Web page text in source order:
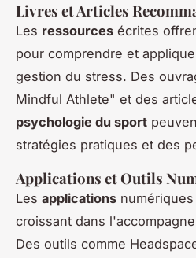
Livres et Articles
Les ressources écrites
pour comprendre et
gestion du stress. Des
Mindful Athlete" et des
psychologie du sport
stratégies pratiques et des
Applications et Outils
Les applications
croissant dans
Des outils comme